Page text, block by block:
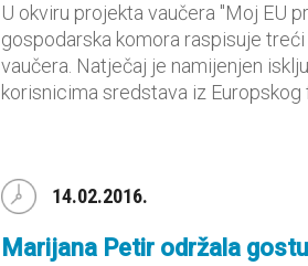
U okviru projekta vaučera "Moj EU
gospodarska komora raspisuje
vaučera. Natječaj je namijenjen
korisnicima sredstava iz Europskog
14.02.2016.
Marijana Petir održala